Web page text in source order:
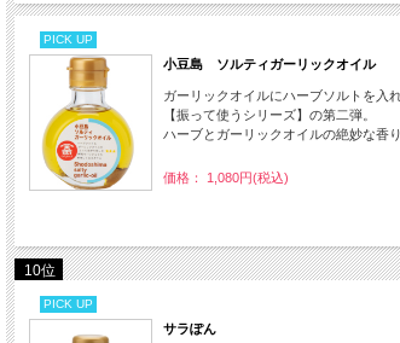
PICK UP
小豆島 ソルティガーリックオイル
ガーリックオイルにハーブソルトを入
【振って使うシリーズ】の第二弾。
ハーブとガーリックオイルの絶妙な香
価格： 1,080円(税込)
10位
PICK UP
サラぽん